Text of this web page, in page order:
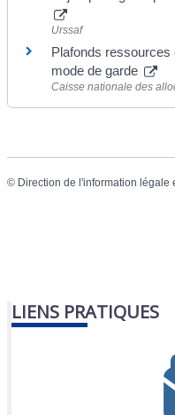
Urssaf
Plafonds
mode de garde
Caisse nationale des
© Direction de l'information légale
LIENS PRATIQUES